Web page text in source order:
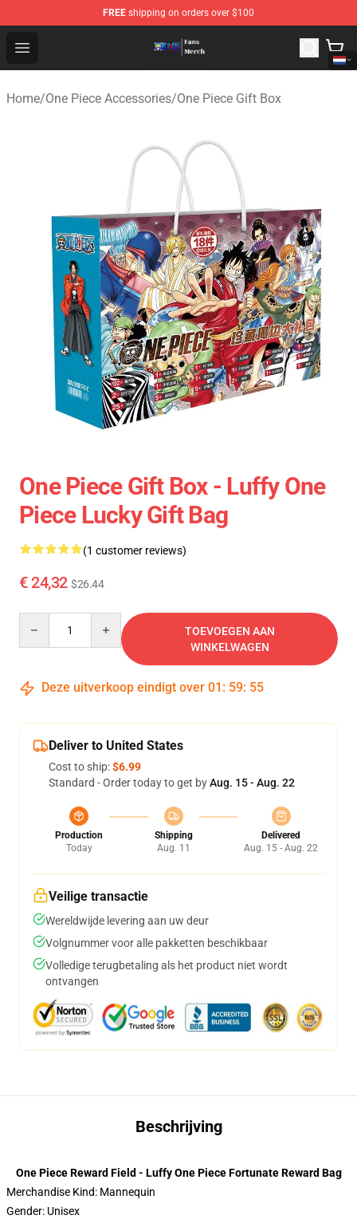
FREE shipping on orders over $100
Open menu
One Piece Store - Official One Piece Merchandise Shop
Home/One Piece Accessories/One Piece Gift Box
One Piece Gift Box - Luffy One
Piece Lucky Gift Bag
(1 customer reviews)
€ 24,32 $26.44
TOEVOEGEN AAN
WINKELWAGEN
Deze uitverkoop eindigt over 01 : 59: 55
Deliver to United States
Cost to ship:$6.99
Standard - Order today to get byAug. 15 - Aug. 22
Production
Today
Shipping
Aug. 11
Delivered
Aug. 15 - Aug. 22
Veilige transactie
Wereldwijde levering aan uw deur
Volgnummer voor alle pakketten beschikbaar
Volledige terugbetaling als het product niet wordt
ontvangen
Beschrijving
One Piece Reward Field - Luffy One Piece Fortunate Reward Bag
Merchandise Kind: Mannequin
Gender: Unisex